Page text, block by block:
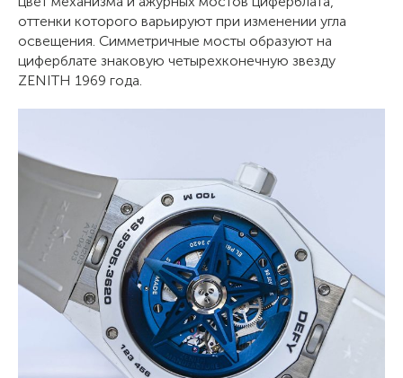
оттенки которого варьируют при изменении угла
освещения. Симметричные мосты образуют на
циферблате знаковую четырехконечную звезду
ZENITH 1969 года.